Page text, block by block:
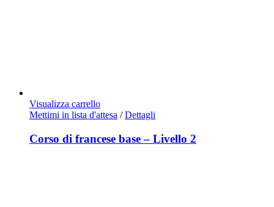
Visualizza carrello
Mettimi in lista d'attesa / Dettagli
Corso di francese base – Livello 2